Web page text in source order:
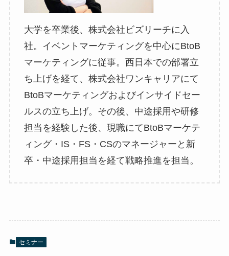
大学を卒業後、株式会社ビズリーチに入
社。イベントマーケティングを中心にBtoB
マーケティングに従事。西日本での部署立
ち上げを経て、株式会社ワンキャリアにて
BtoBマーケティングおよびインサイドセー
ルスの立ち上げ。その後、中途採用や研修
担当を経験した後、現職にてBtoBマーケテ
ィング・IS・FS・CSのマネージャーと新
卒・中途採用担当を経て戦略推進を担当。
セミナー